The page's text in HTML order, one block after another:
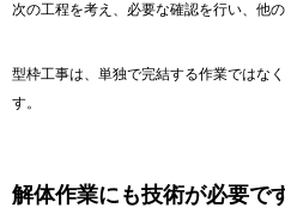
次の工程を考え、必要な確認を行い、他
型枠工事は、単独で完結する作業ではな
す。
解体作業にも技術が必要で